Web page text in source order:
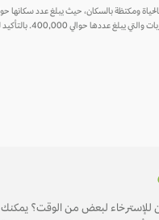
400,000. بالتأكيد لن تفوت اكتشاف مدينة كهذه.
لبعض من الوقت؟ يمكنك